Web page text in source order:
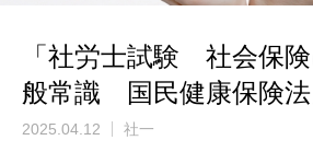
「社労士試験 社会保
般常識 国民健康保険法
2025.04.12 社一